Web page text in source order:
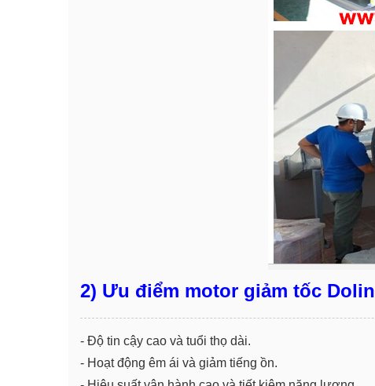
2) Ưu điểm motor giảm tốc Dolin
- Độ tin cậy cao và tuổi thọ dài.
- Hoạt động êm ái và giảm tiếng ồn.